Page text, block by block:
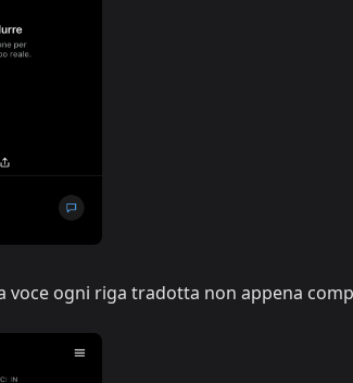
voce ogni riga tradotta non appena